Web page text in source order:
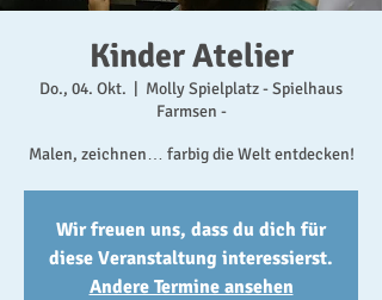
Kinder Atelier
Do., 04. Okt.
Molly Spielplatz - Spielhaus
Farmsen -
Malen, zeichnen… farbig die Welt entdecken!
Wir freuen uns, dass du dich für
diese Veranstaltung interessierst.
Andere Termine ansehen